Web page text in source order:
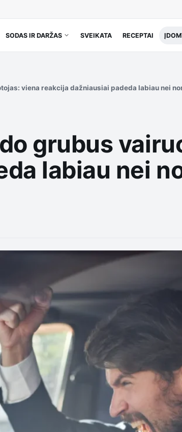
SODAS IR DARŽAS SVEIKATA RECEPTAI
viena reakcija dažniausiai padeda labiau nei
grubus
labiau nei